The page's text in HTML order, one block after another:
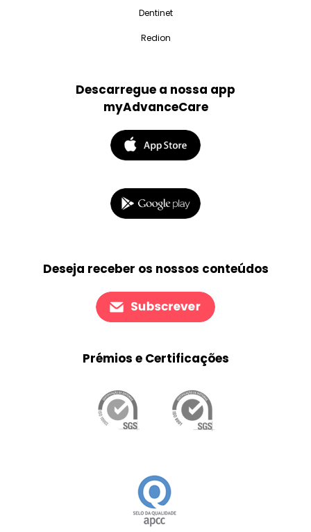
Dentinet
Redion
Descarregue a nossa app
myAdvanceCare
Deseja receber os nossos conteúdos
Prémios e Certificações